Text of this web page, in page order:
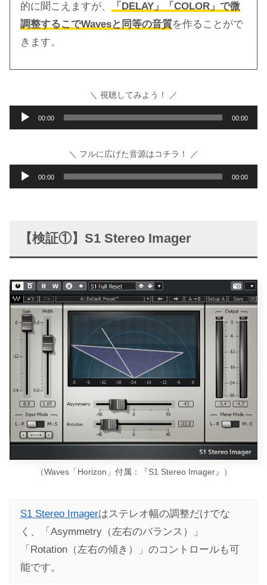
的に聞こえますが、
「DELAY」「COLOR」で微
調整するこでWavesと同等の音質を作ることがで
きます。
＼ 視聴してみよう！ ／
声
レ
00:00 00:00
＼ フルに広げた音源はコチラ！ ／
声
ー
00:00 00:00
【検証①】S1 Stereo Imager
（Waves「Horizon」付属：『S1 Stereo Imager』）
S1 Stereo Imagerはステレオ幅の調整だけでな
く、「Asymmetry（左右のバランス）」
「Rotation（左右の傾き）」のコントロールも可
能です。